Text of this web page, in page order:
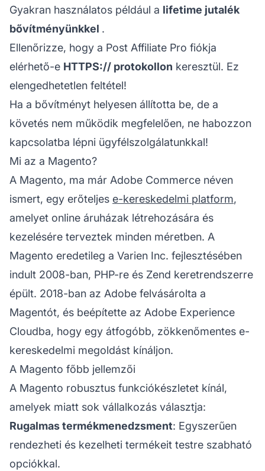
Gyakran használatos például a lifetime jutalék
bővítményünkkel .
Ellenőrizze, hogy a Post Affiliate Pro fiókja
elérhető-e HTTPS:// protokollon keresztül. Ez
elengedhetetlen feltétel!
Ha a bővítményt helyesen állította be, de a
követés nem működik megfelelően, ne habozzon
kapcsolatba lépni ügyfélszolgálatunkkal!
Mi az a Magento?
A Magento, ma már Adobe Commerce néven
ismert, egy erőteljes e-kereskedelmi platform,
amelyet online áruházak létrehozására és
kezelésére terveztek minden méretben. A
Magento eredetileg a Varien Inc. fejlesztésében
indult 2008-ban, PHP-re és Zend keretrendszerre
épült. 2018-ban az Adobe felvásárolta a
Magentót, és beépítette az Adobe Experience
Cloudba, hogy egy átfogóbb, zökkenőmentes e-
kereskedelmi megoldást kínáljon.
A Magento főbb jellemzői
A Magento robusztus funkciókészletet kínál,
amelyek miatt sok vállalkozás választja:
Rugalmas termékmenedzsment: Egyszerűen
rendezheti és kezelheti termékeit testre szabható
opciókkal.